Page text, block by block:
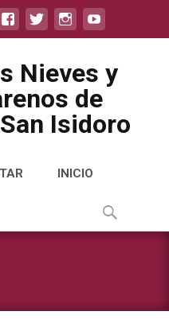
Nieves y
de
Isidoro
INICIO
Buscar